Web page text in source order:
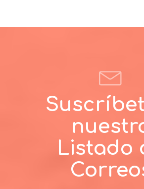
Listado